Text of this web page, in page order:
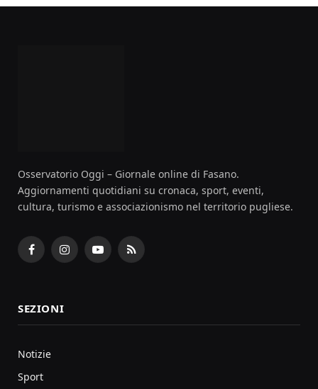
Osservatorio Oggi – Giornale online di Fasano.
Aggiornamenti quotidiani su cronaca, sport, eventi,
cultura, turismo e associazionismo nel territorio pugliese.
FacebookInstagramYouTubeRSS
SEZIONI
Notizie
Sport